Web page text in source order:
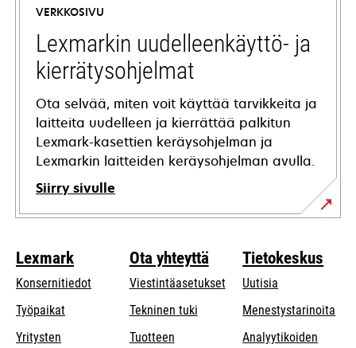
new
tab
VERKKOSIVU
Lexmarkin uudelleenkäyttö- ja
kierrätysohjelmat
Ota selvää, miten voit käyttää tarvikkeita ja
laitteita uudelleen ja kierrättää palkitun
Lexmark-kasettien keräysohjelman ja
Lexmarkin laitteiden keräysohjelman avulla.
Siirry sivulle
Lexmark
Konsernitiedot
Työpaikat
Yritysten
Ota yhteyttä
Viestintäasetukset
Tekninen tukiopens
Tuotteen
Tietokeskus
Uutisia
Menestystarinoita
Analyytikoiden